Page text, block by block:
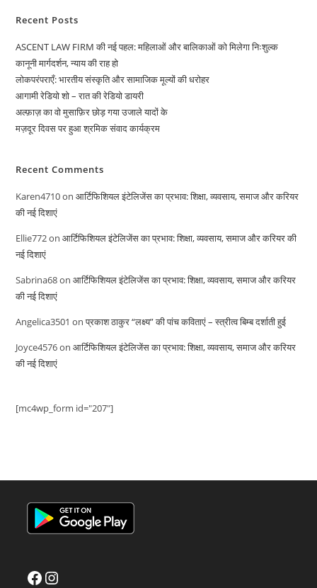
Recent Posts
ASCENT LAW FIRM की नई पहल: महिलाओं और बालिकाओं को मिलेगा निःशुल्क
कानूनी मार्गदर्शन, न्याय की राह हो
लोकपरंपराएँ: भारतीय संस्कृति और सामाजिक मूल्यों की धरोहर
आगामी रेडियो शो – रात की रेडियो डायरी
अल्फ़ाज़ का वो मुसाफ़िर छोड़ गया उजाले यादों के
मज़दूर दिवस पर हुआ श्रमिक संवाद कार्यक्रम
Recent Comments
Karen4710onआर्टिफिशियल इंटेलिजेंस का प्रभाव: शिक्षा, व्यवसाय, समाज और करियर
की नई दिशाएं
Ellie772onआर्टिफिशियल इंटेलिजेंस का प्रभाव: शिक्षा, व्यवसाय, समाज और करियर की
नई दिशाएं
Sabrina68onआर्टिफिशियल इंटेलिजेंस का प्रभाव: शिक्षा, व्यवसाय, समाज और करियर
की नई दिशाएं
Angelica3501 onप्रकाश ठाकुर “लक्ष्य” की पांच कविताएं – स्त्रीत्व बिम्ब दर्शाती हुई
Joyce4576onआर्टिफिशियल इंटेलिजेंस का प्रभाव: शिक्षा, व्यवसाय, समाज और करियर
की नई दिशाएं
[mc4wp_form id="207"]
FacebookInstagram